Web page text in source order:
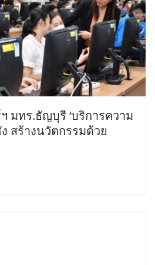
มทร.ธัญบุรี ‘บริการความ
สร้างนวัตกรรมด้วย